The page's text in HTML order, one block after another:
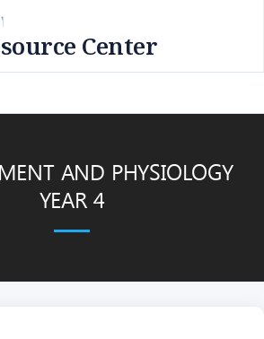
Center
AND PHYSIOLOGY
YEAR 4